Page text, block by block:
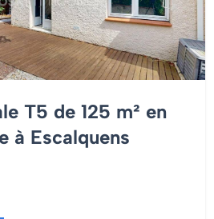
T5 de 125 m² en
à Escalquens